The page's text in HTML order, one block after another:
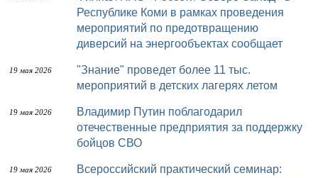
Республике Коми в рамках проведения
мероприятий по предотвращению
диверсий на энергообъектах сообщает
19 мая 2026
"Знание" проведет более 11 тыс.
мероприятий в детских лагерях летом
19 мая 2026
Владимир Путин поблагодарил
отечественные предприятия за поддержку
бойцов СВО
19 мая 2026
Всероссийский практический семинар: